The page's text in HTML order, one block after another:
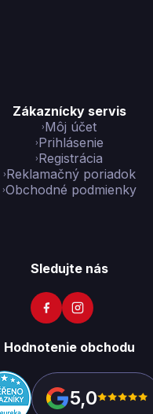
Zákaznícky servis
Môj účet
Prihlásenie
Registrácia
Reklamačný poriadok
Obchodné podmienky
Sledujte nás
Hodnotenie obchodu
5,0